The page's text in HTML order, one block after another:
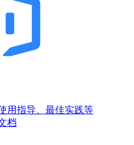
用指导、最佳实践等
档